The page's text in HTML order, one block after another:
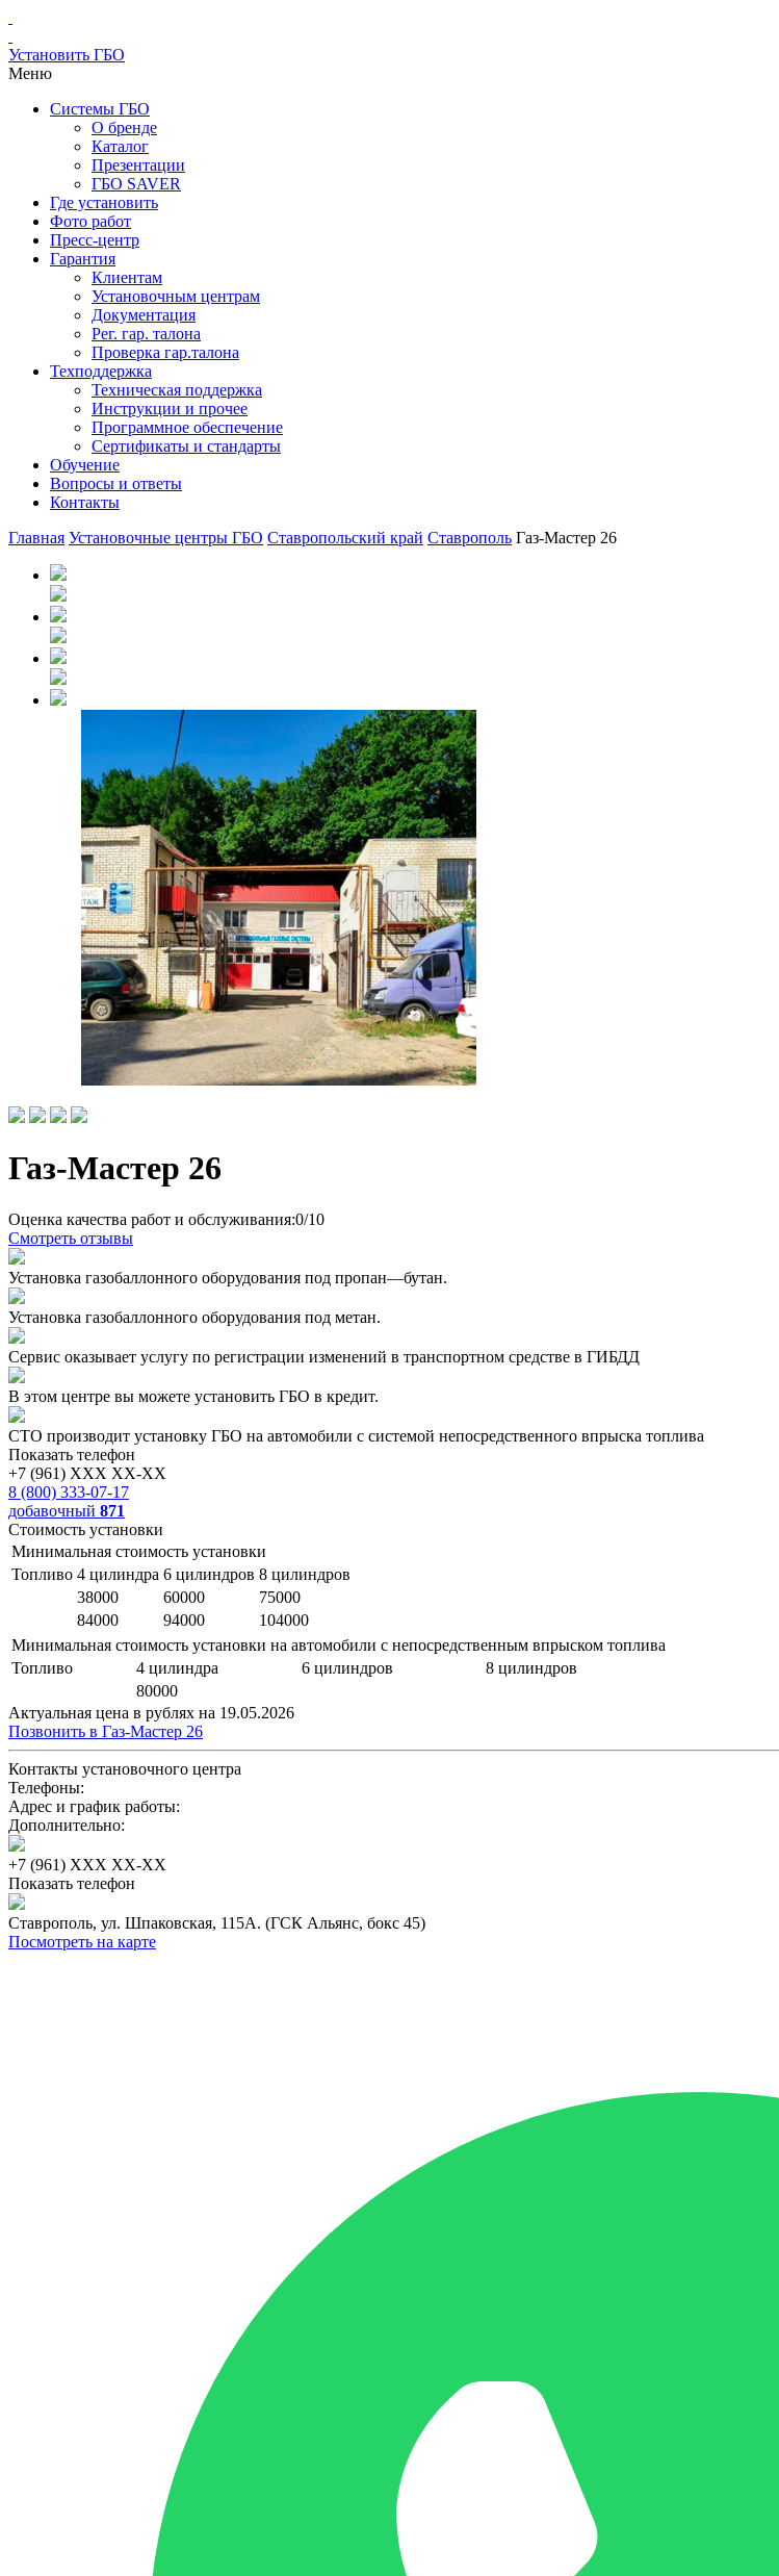
Установить ГБО
Меню
Системы ГБО
О бренде
Каталог
Презентации
ГБО SAVER
Где установить
Фото работ
Пресс-центр
Гарантия
Клиентам
Установочным центрам
Документация
Рег. гар. талона
Проверка гар.талона
Техподдержка
Техническая поддержка
Инструкции и прочее
Программное обеспечение
Сертификаты и стандарты
Обучение
Вопросы и ответы
Контакты
Главная Установочные центры ГБО Ставропольский край Ставрополь Газ-Мастер 26
Газ-Мастер 26
Оценка качества работ и обслуживания:0/10
Смотреть отзывы
Установка газобаллонного оборудования под пропан—бутан.
Установка газобаллонного оборудования под метан.
Сервис оказывает услугу по регистрации изменений в транспортном средстве в ГИБДД
В этом центре вы можете установить ГБО в кредит.
СТО производит установку ГБО на автомобили с системой непосредственного впрыска топлива
Показать телефон
+7 (961) XXX XX-XX
8 (800) 333-07-17
добавочный 871
Стоимость установки
Минимальная стоимость установки
Топливо 4 цилиндра 6 цилиндров 8 цилиндров
38000
60000
75000
84000
94000
104000
Минимальная стоимость установки на автомобили с непосредственным впрыском топлива
Топливо
4 цилиндра 6 цилиндров
8 цилиндров
80000
Актуальная цена в рублях на 19.05.2026
Позвонить в Газ-Мастер 26
Контакты установочного центра
Телефоны:
Адрес и график работы:
Дополнительно:
+7 (961) XXX XX-XX
Показать телефон
Ставрополь, ул. Шпаковская, 115А. (ГСК Альянс, бокс 45)
Посмотреть на карте